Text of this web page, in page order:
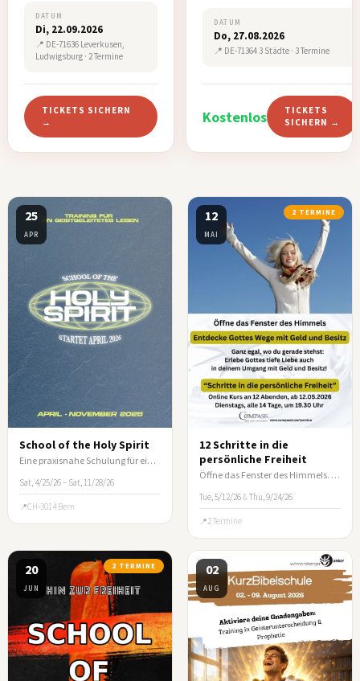
verbindet authentische Musik
mit tiefgründigen Melodien. Mit
744 Millionen Streams weltweit
(davon 570 Millionen allein in
DATUM
Di, 22.09.2026
📍 DE-71636 Leverkusen,
Ludwigsburg · 2 Termine
TICKETS SICHERN
→
Klassikern wie&nbsp;„Gott segne
dich“&nbsp;oder&nbsp;„Auge im
Sturm“.Entstanden ist ein intensiver,
DATUM
Do, 27.08.2026
📍 DE-71364 3 Städte · 3 Termine
Kostenlos
TICKETS
SICHERN →
25
APR
School of the Holy Spirit
Eine praxisnahe Schulung für ein vom Heiligen Geist geleitetes Leben
Sat, 4/25/26 – Sat, 11/28/26
CH-3014 Bern
12
MAI
2 TERMINE
12 Schritte in die
persönliche Freiheit
Öffne das Fenster des Himmels. Entdecke Gottes Wege mit Geld und Besitz!
Tue, 5/12/26&Thu, 9/24/26
2 Termine
20
JUN
2 TERMINE 02
AUG